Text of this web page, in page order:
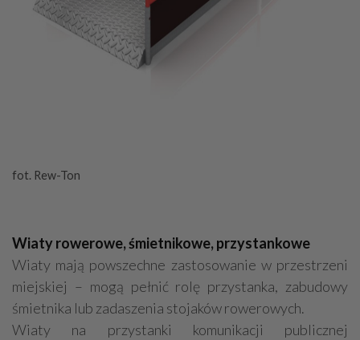
fot. Rew-Ton
Wiaty rowerowe, śmietnikowe, przystankowe
Wiaty mają powszechne zastosowanie w przestrzeni
miejskiej – mogą pełnić rolę przystanka, zabudowy
śmietnika lub zadaszenia stojaków rowerowych.
Wiaty na przystanki komunikacji publicznej